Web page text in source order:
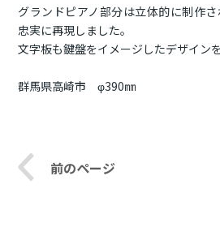
グランドピアノ部分は立体的に制作
忠実に再現しました。
文字板も鍵盤をイメージしたデザイン
群馬県高崎市 φ390㎜
前のページ